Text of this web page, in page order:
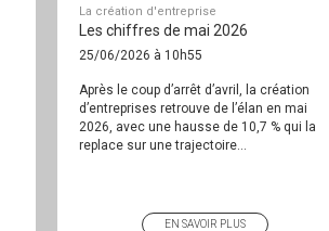
La création d'entreprise
Les chiffres de mai 2026
25/06/2026 à 10h55
Après le coup d’arrêt d’avril, la création
d’entreprises retrouve de l’élan en mai
2026, avec une hausse de 10,7 % qui la
replace sur une trajectoire...
EN SAVOIR PLUS